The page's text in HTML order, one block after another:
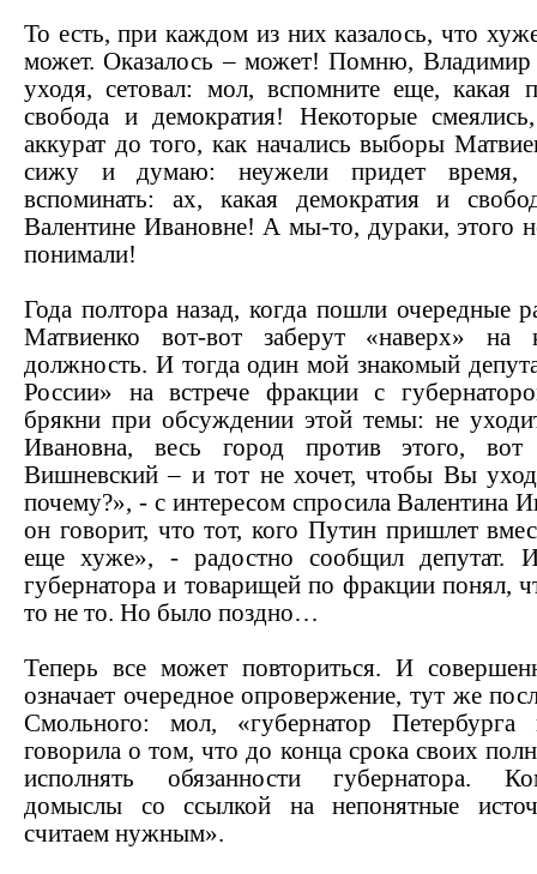
То есть, при каждом из них казалось, что
может. Оказалось – может! Помню, Владимир
уходя, сетовал: мол, вспомните еще, какая
свобода и демократия! Некоторые
аккурат до того, как начались выборы
сижу и думаю: неужели придет время,
вспоминать: ах, какая демократия и
Валентине Ивановне! А мы-то, дураки, этого
понимали!
Года полтора назад, когда пошли очередные
Матвиенко вот-вот заберут «наверх» на
должность. И тогда один мой знакомый
России» на встрече фракции с
брякни при обсуждении этой темы: не
Ивановна, весь город против этого,
Вишневский – и тот не хочет, чтобы Вы
почему?», - с интересом спросила Валентина
он говорит, что тот, кого Путин пришлет
еще хуже», - радостно сообщил депутат.
губернатора и товарищей по фракции понял,
то не то. Но было поздно…
Теперь все может повториться. И
означает очередное опровержение, тут же
Смольного: мол, «губернатор Петербурга
говорила о том, что до конца срока своих
исполнять обязанности губернатора.
домыслы со ссылкой на непонятные
считаем нужным».